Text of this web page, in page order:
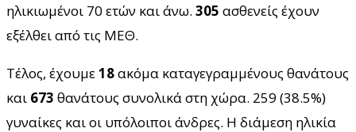
ηλικιωμένοι 70 ετών και άνω. 305 ασθενείς έχουν
εξέλθει από τις ΜΕΘ.
Τέλος, έχουμε18ακόμα καταγεγραμμένους θανάτους
και 673 θανάτους συνολικά στη χώρα. 259 (38.5%)
γυναίκες και οι υπόλοιποι άνδρες. Η διάμεση ηλικία